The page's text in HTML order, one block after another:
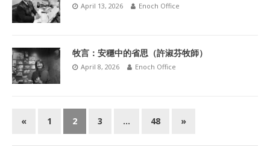
April 13, 2026 Enoch Office
牧言：安穩中的省思（許淑芬牧師）
April 8, 2026 Enoch Office
« 1 2 3 … 48 »